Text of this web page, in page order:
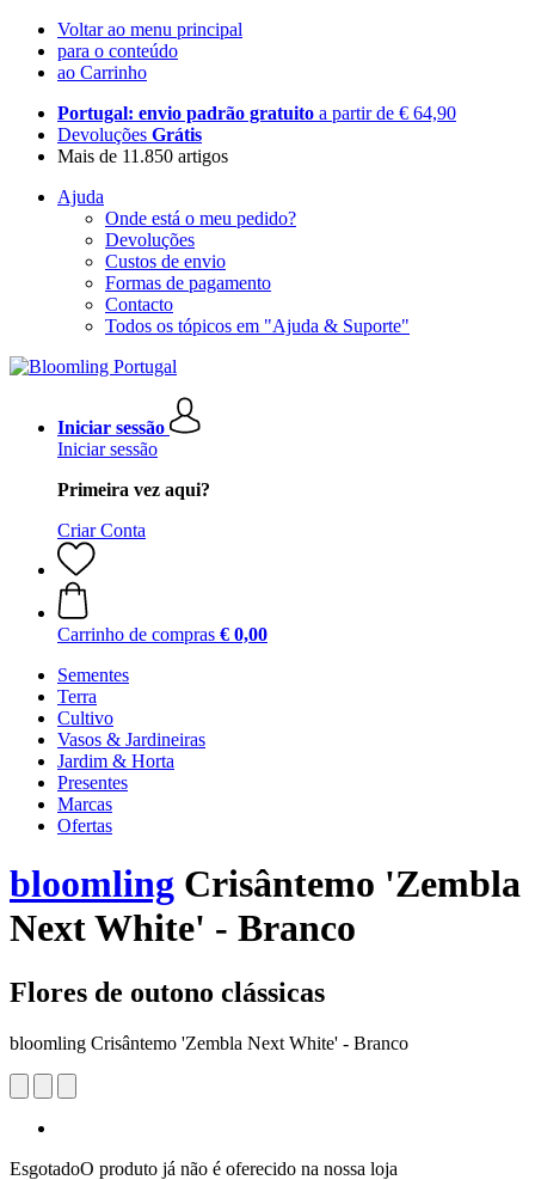
Voltar ao menu principal
para o conteúdo
ao Carrinho
Portugal: envio padrão gratuito a partir de € 64,90
Devoluções Grátis
Mais de 11.850 artigos
Ajuda
Onde está o meu pedido?
Devoluções
Custos de envio
Formas de pagamento
Contacto
Todos os tópicos em "Ajuda & Suporte"
Iniciar sessão
Iniciar sessão
Primeira vez aqui?
Criar Conta
Carrinho de compras € 0,00
Sementes
Terra
Cultivo
Vasos & Jardineiras
Jardim & Horta
Presentes
Marcas
Ofertas
bloomling Crisântemo 'Zembla
Next White' - Branco
Flores de outono clássicas
bloomling Crisântemo 'Zembla Next White' - Branco
EsgotadoO produto já não é oferecido na nossa loja